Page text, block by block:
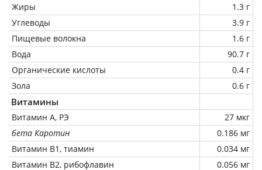
Жиры
1.3 г
Углеводы
3.9 г
Пищевые волокна
1.6 г
Вода
90.7 г
Органические кислоты
0.4 г
Зола
0.6 г
Витамины
Витамин А, РЭ
27 мкг
бета Каротин
0.186 мг
Витамин В1, тиамин
0.034 мг
Витамин В2, рибофлавин
0.056 мг